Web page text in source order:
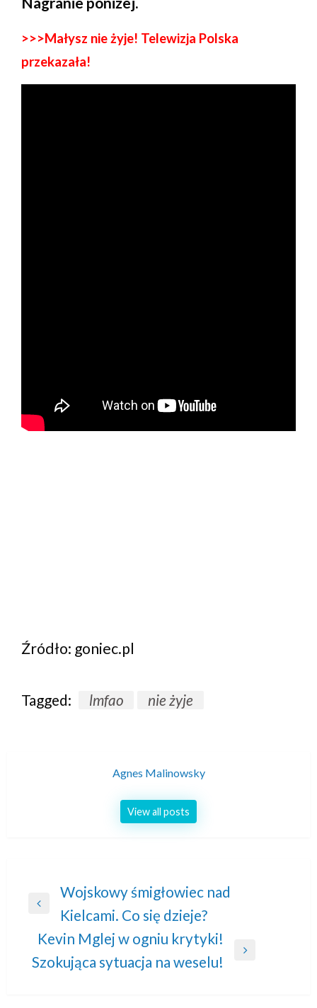
>>>Małysz nie żyje! Telewizja Polska
przekazała!
Źródło: goniec.pl
Tagged: lmfao nie żyje
Agnes Malinowsky
View all posts
Nawigacja
wpisu
Previous
Post
Wojskowy śmigłowiec nad
Kielcami. Co się dzieje?
Next
Kevin Mglej w ogniu krytyki!
Szokująca sytuacja na weselu!